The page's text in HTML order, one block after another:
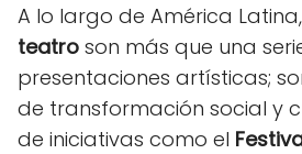
A lo largo de América
teatro son más que una
presentaciones artísticas;
de transformación social y
de iniciativas como el